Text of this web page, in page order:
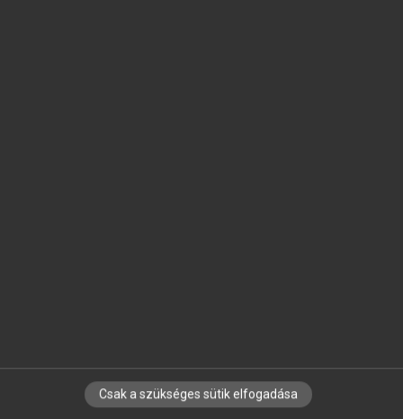
IRATKOZZ FEL HÍRLEVELÜNKRE!
Csak a szükséges sütik elfogadása